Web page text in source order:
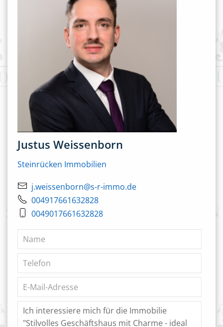
Justus Weissenborn
Steinrücken Immobilien
j.weissenborn@s-r-immo.de
004917661632828
0049017661632828